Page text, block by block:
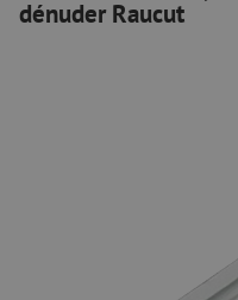
dénuder Raucut